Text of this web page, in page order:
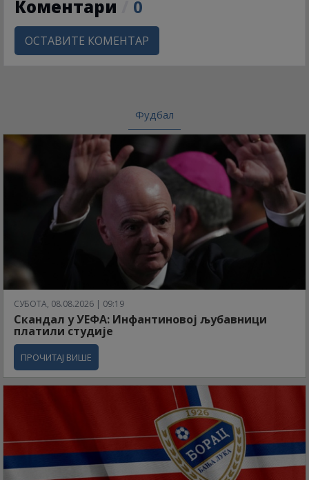
Коментари 0
ОСТАВИТЕ КОМЕНТАР
Фудбал
СУБОТА, 08.08.2026 | 09:19
Скандал у УЕФА: Инфантиновој љубавници
платили студије
ПРОЧИТАЈ ВИШЕ